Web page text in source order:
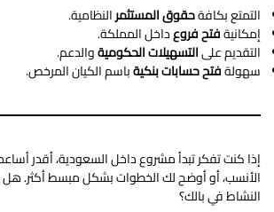
التمتع بكافةحقوق المستثمرالنظامية.
إمكانيةفتح فروعداخل المملكة.
التقديم علىالتسهيلات الحكوميةوالدعم.
سهولةفتح حسابات بنكيةباسم الكيان المرخص.
إذا كنت تفكر تبدأ مشروع داخل السعودية، أقدر
الأنسب، أو أوضح لك الخطوات بشكل مبسط أكثر.
النشاط في بالك؟